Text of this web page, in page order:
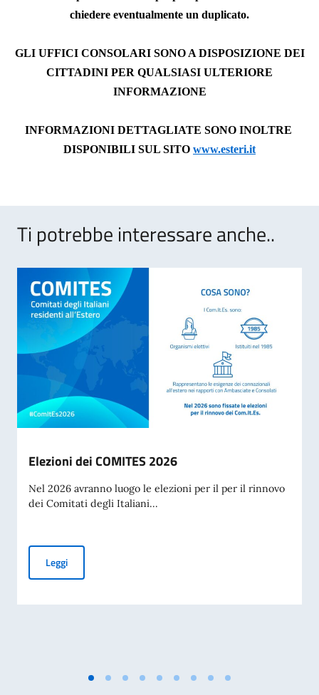
chiedere eventualmente un duplicato.
GLI UFFICI CONSOLARI SONOA DISPOSIZIONE DEI
CITTADINI PER QUALSIASI ULTERIORE
INFORMAZIONE
INFORMAZIONI DETTAGLIATE SONOINOLTRE
DISPONIBILI SUL SITO www.esteri.it
Ti potrebbe interessare anche..
Elezioni dei COMITES 2026
Nel 2026 avranno luogo le elezioni per il per il rinnovo
dei Comitati degli Italiani...
LeggiElezioni dei COMITES 2026